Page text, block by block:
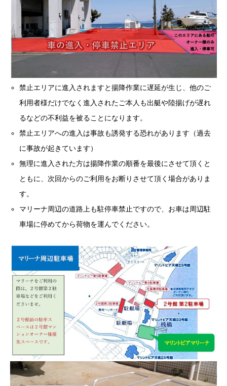
禁止エリアに進入されますと揚降作業に遅延が生じ、他のご
利用者様だけでなく進入されたご本人も出艇や陸揚げが遅れ
るなどの不利益を被ることになります。
禁止エリアへの進入は事故も誘発する恐れがあります（過去
に事故が起きています）
無理に進入された方は揚降作業の順番を最後にさせて頂くと
ともに、次回からのご利用をお断りさせて頂く場合がありま
す。
マリーナ周辺の道路上も駐停車禁止ですので、お車は周辺駐
車場に停めてから荷物を運んでください。